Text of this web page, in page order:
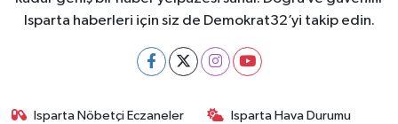
Isparta haberleri için siz de Demokrat32’yi takip edin.
Isparta Nöbetçi Eczaneler Isparta Hava Durumu